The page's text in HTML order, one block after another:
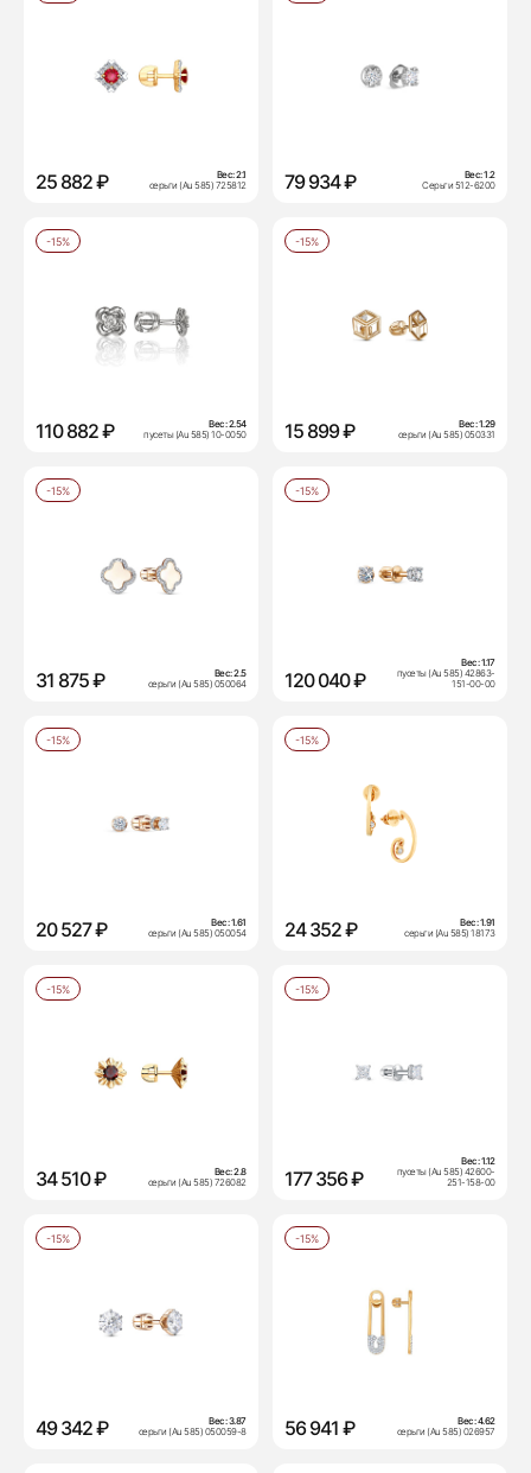
25 882 ₽ Вес:2.1
серьги (Au 585) 725812
79 934 ₽ Вес:1.2
Серьги 512-6200
-15%
110 882 ₽ Вес:2.54
пусеты (Au 585) 10-0050
-15%
15 899 ₽ Вес:1.29
серьги (Au 585) 050331
-15%
31 875 ₽ Вес:2.5
серьги (Au 585) 050064
-15%
120 040 ₽
Вес:1.17
пусеты (Au 585) 42863-
151-00-00
-15%
20 527 ₽ Вес:1.61
серьги (Au 585) 050054
-15%
24 352 ₽ Вес:1.91
серьги (Au 585) 18173
-15%
34 510 ₽ Вес:2.8
серьги (Au 585) 726082
-15%
177 356 ₽
Вес:1.12
пусеты (Au 585) 42600-
251-158-00
-15%
49 342 ₽ Вес:3.87
серьги (Au 585) 050059-8
-15%
56 941 ₽ Вес:4.62
серьги (Au 585) 026957